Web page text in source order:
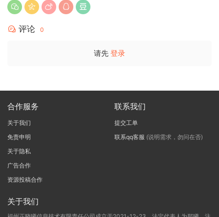
评论 0
请先 登录
合作服务
关于我们
免责申明
关于隐私
广告合作
资源投稿合作
联系我们
提交工单
联系qq客服 (说明需求，勿问在否)
关于我们